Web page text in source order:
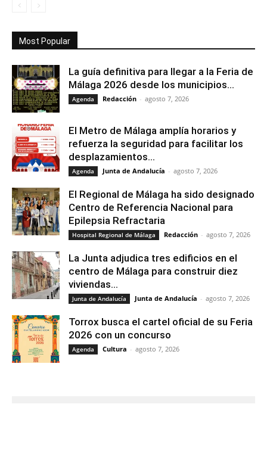
Most Popular
La guía definitiva para llegar a la Feria de
Málaga 2026 desde los municipios...
Agenda Redacción - agosto 7, 2026
El Metro de Málaga amplía horarios y
refuerza la seguridad para facilitar los
desplazamientos...
Agenda Junta de Andalucía - agosto 7, 2026
El Regional de Málaga ha sido designado
Centro de Referencia Nacional para
Epilepsia Refractaria
Hospital Regional de Málaga Redacción - agosto 7, 2026
La Junta adjudica tres edificios en el
centro de Málaga para construir diez
viviendas...
Junta de Andalucía Junta de Andalucía - agosto 7, 2026
Torrox busca el cartel oficial de su Feria
2026 con un concurso
Agenda Cultura - agosto 7, 2026